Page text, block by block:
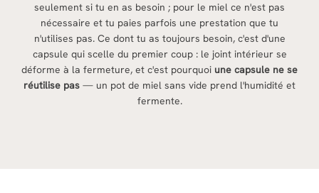
seulement si tu en as besoin ; pour le miel ce n'est pas
nécessaire et tu paies parfois une prestation que tu
n'utilises pas. Ce dont tu as toujours besoin, c'est d'une
capsule qui scelle du premier coup : le joint intérieur se
déforme à la fermeture, et c'est pourquoi une capsule ne se
réutilise pas — un pot de miel sans vide prend l'humidité et
fermente.